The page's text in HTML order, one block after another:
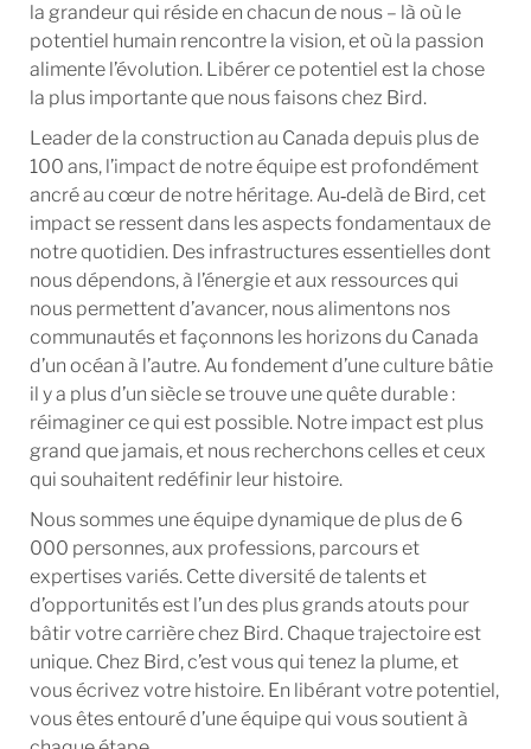
la grandeur qui réside en chacun de nous – là où le
potentiel humain rencontre la vision, et où la passion
alimente l’évolution. Libérer ce potentiel est la chose
la plus importante que nous faisons chez Bird.
Leader de la construction au Canada depuis plus de
100 ans, l’impact de notre équipe est profondément
ancré au cœur de notre héritage. Au‑delà de Bird, cet
impact se ressent dans les aspects fondamentaux de
notre quotidien. Des infrastructures essentielles dont
nous dépendons, à l’énergie et aux ressources qui
nous permettent d’avancer, nous alimentons nos
communautés et façonnons les horizons du Canada
d’un océan à l’autre. Au fondement d’une culture bâtie
il y a plus d’un siècle se trouve une quête durable :
réimaginer ce qui est possible. Notre impact est plus
grand que jamais, et nous recherchons celles et ceux
qui souhaitent redéfinir leur histoire.
Nous sommes une équipe dynamique de plus de 6
000 personnes, aux professions, parcours et
expertises variés. Cette diversité de talents et
d’opportunités est l’un des plus grands atouts pour
bâtir votre carrière chez Bird. Chaque trajectoire est
unique. Chez Bird, c’est vous qui tenez la plume, et
vous écrivez votre histoire. En libérant votre potentiel,
vous êtes entouré d’une équipe qui vous soutient à